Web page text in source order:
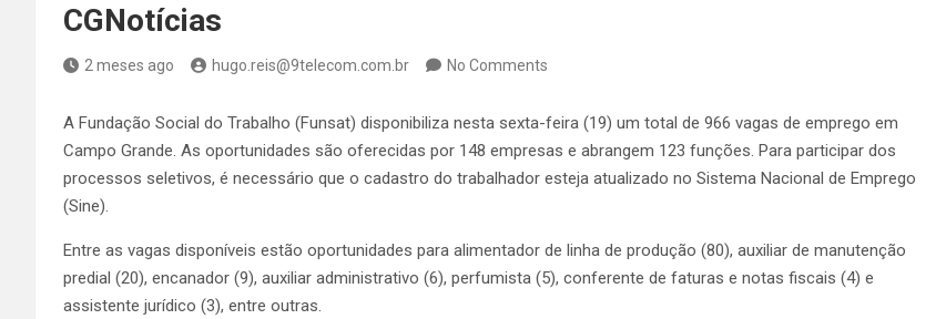
CGNotícias
2 meses ago hugo.reis@9telecom.com.br No Comments
A Fundação Social do Trabalho (Funsat) disponibiliza nesta sexta-feira (19) um total de 966 vagas de emprego em
Campo Grande. As oportunidades são oferecidas por 148 empresas e abrangem 123 funções. Para participar dos
processos seletivos, é necessário que o cadastro do trabalhador esteja atualizado no Sistema Nacional de Emprego
(Sine).
Entre as vagas disponíveis estão oportunidades para alimentador de linha de produção (80), auxiliar de manutenção
predial (20), encanador (9), auxiliar administrativo (6), perfumista (5), conferente de faturas e notas fiscais (4) e
assistente jurídico (3), entre outras.